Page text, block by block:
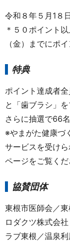
令和８年５月1８
＊５０ポイント
（金）までにポ
特典
ポイント達成者
と「歯ブラシ」を
さらに抽選で66
※やまがた健康づ
サービスを受け
ページをご覧くだ
協賛団体
東根市医師会／
ロダクツ株式会
ラブ東根／温泉